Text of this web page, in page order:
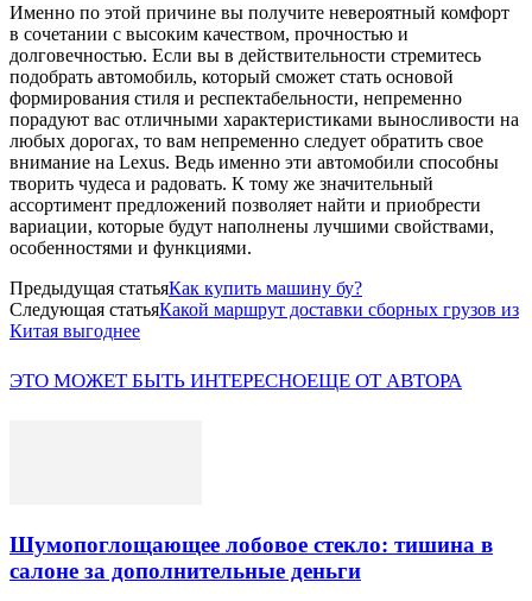
Именно по этой причине вы получите невероятный комфорт
в сочетании с высоким качеством, прочностью и
долговечностью. Если вы в действительности стремитесь
подобрать автомобиль, который сможет стать основой
формирования стиля и респектабельности, непременно
порадуют вас отличными характеристиками выносливости на
любых дорогах, то вам непременно следует обратить свое
внимание на Lexus. Ведь именно эти автомобили способны
творить чудеса и радовать. К тому же значительный
ассортимент предложений позволяет найти и приобрести
вариации, которые будут наполнены лучшими свойствами,
особенностями и функциями.
Предыдущая статьяКак купить машину бу?
Следующая статьяКакой маршрут доставки сборных грузов из
Китая выгоднее
ЭТО МОЖЕТ БЫТЬ ИНТЕРЕСНОЕЩЕ ОТ АВТОРА
Шумопоглощающее лобовое стекло: тишина в
салоне за дополнительные деньги